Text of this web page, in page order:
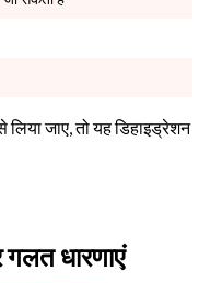
जाए, तो यह डिहाइड्रेशन
धारणाएं